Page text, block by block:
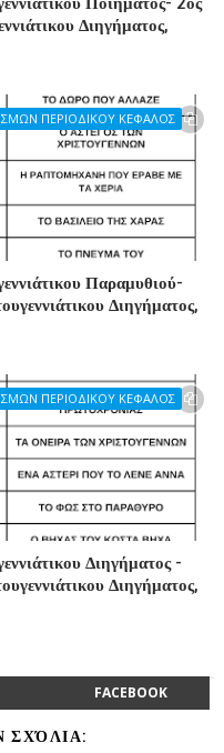
Διηγήματος,
ΠΕΡΙΟΔΙΚΟΥ ΚΕΦΑΛΟΣ
Παραμυθιού-
Διηγήματος,
ΠΕΡΙΟΔΙΚΟΥ ΚΕΦΑΛΟΣ
Διηγήματος -
Διηγήματος,
FACEBOOK
ΣΧΌΛΙΑ: